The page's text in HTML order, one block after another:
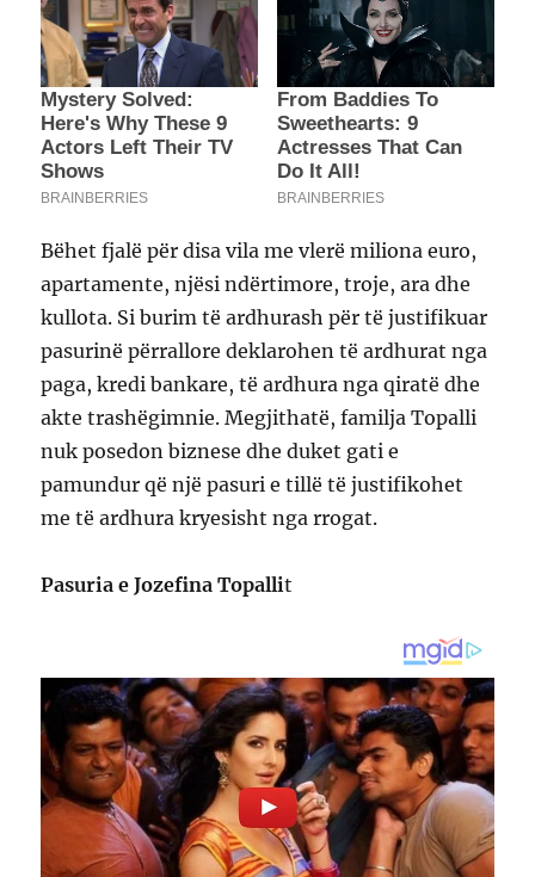
Bëhet fjalë për disa vila me vlerë miliona euro,
apartamente, njësi ndërtimore, troje, ara dhe
kullota. Si burim të ardhurash për të justifikuar
pasurinë përrallore deklarohen të ardhurat nga
paga, kredi bankare, të ardhura nga qiratë dhe
akte trashëgimnie. Megjithatë, familja Topalli
nuk posedon biznese dhe duket gati e
pamundur që një pasuri e tillë të justifikohet
me të ardhura kryesisht nga rrogat.
Pasuria e Jozefina Topallit